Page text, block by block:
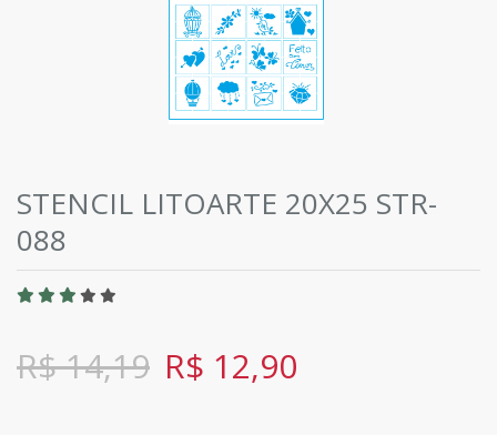
STENCIL LITOARTE 20X25 STR-
088
R$ 14,19 R$ 12,90